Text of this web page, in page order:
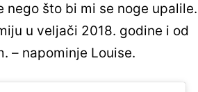
što bi mi se noge upalile.
u veljači 2018. godine i od
– napominje Louise.